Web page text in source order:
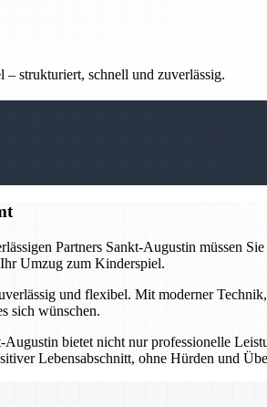
strukturiert, schnell und zuverlässig.
Partners Sankt-Augustin müssen
Umzug zum Kinderspiel.
und flexibel. Mit moderner
sich wünschen.
bietet nicht nur professionelle
Lebensabschnitt, ohne Hürden und